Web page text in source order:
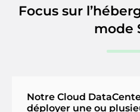
Focus sur
mode
Notre Cloud
déployer une ou